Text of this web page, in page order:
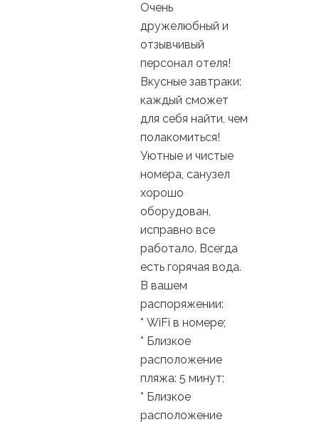
Очень
дружелюбный и
отзывчивый
персонал отеля!
Вкусные завтраки:
каждый сможет
для себя найти, чем
полакомиться!
Уютные и чистые
номера, санузел
хорошо
оборудован,
исправно все
работало. Всегда
есть горячая вода.
В вашем
распоряжении:
* WiFi в номере;
* Близкое
расположение
пляжа: 5 минут;
* Близкое
расположение